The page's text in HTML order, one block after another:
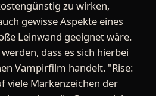
zu wirken,
gewisse Aspekte eines
Leinwand geeignet wäre.
dass es sich hierbei
Vampirfilm handelt. "Rise:
viele Markenzeichen der